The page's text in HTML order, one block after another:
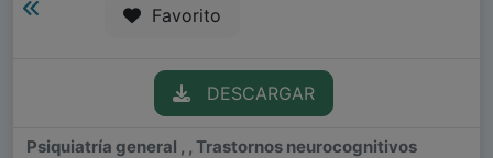
Favorito
DESCARGAR
Psiquiatría general , , Trastornos neurocognitivos